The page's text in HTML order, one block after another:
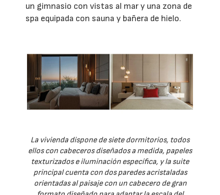
un gimnasio con vistas al mar y una zona de
spa equipada con sauna y bañera de hielo.
La vivienda dispone de siete dormitorios, todos
ellos con cabeceros diseñados a medida, papeles
texturizados e iluminación específica, y la suite
principal cuenta con dos paredes acristaladas
orientadas al paisaje con un cabecero de gran